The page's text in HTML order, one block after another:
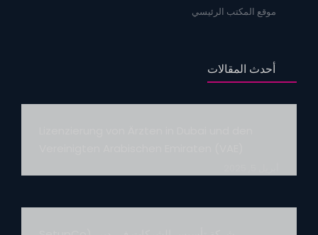
موقع المكتب الرئيسي
أحدث المقالات